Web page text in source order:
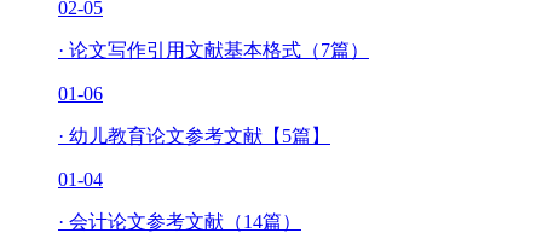
02-05
· 论文写作引用文献基本格式（7篇）
01-06
· 幼儿教育论文参考文献【5篇】
01-04
· 会计论文参考文献（14篇）